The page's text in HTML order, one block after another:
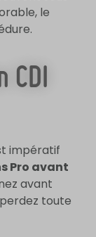
le
CDI
impératif
Pro avant
avant
toute